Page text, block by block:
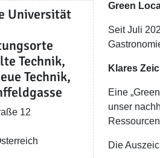
Universität
Technik,
Technik,
12
Green
Seit Juli
Klares
Eine
unser
Die